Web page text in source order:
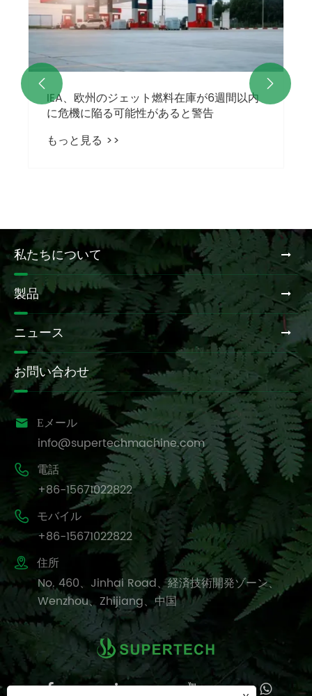
でしょうか?
もっと見る >>
 
私たちについて
製品
ニュース
お問い合わせ
 Eメール
info@supertechmachine.com
 電話
+86-15671022822
 モバイル
+86-15671022822
 住所
No. 460、Jinhai Road、経済技術開発ゾーン、
Wenzhou、Zhijiang、中国